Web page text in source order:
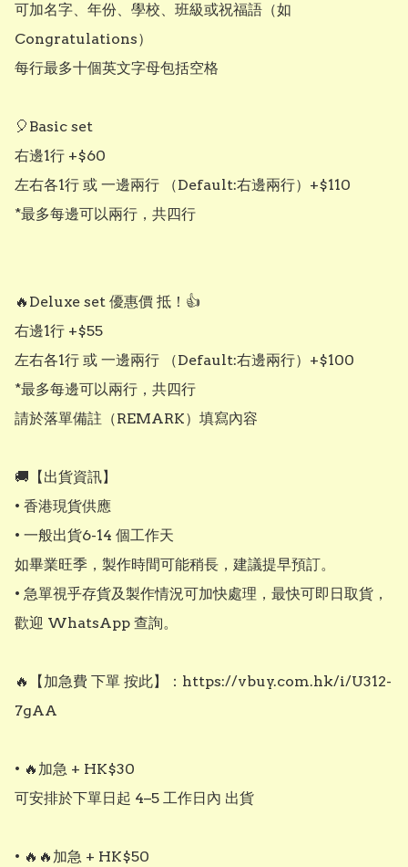
可加名字、年份、學校、班級或祝福語（如
Congratulations）
每行最多十個英文字母包括空格
🎈Basic set
右邊1行 +$60
左右各1行 或 一邊兩行 （Default:右邊兩行）+$110
*最多每邊可以兩行，共四行
🔥Deluxe set 優惠價 抵！👍
右邊1行 +$55
左右各1行 或 一邊兩行 （Default:右邊兩行）+$100
*最多每邊可以兩行，共四行
請於落單備註（REMARK）填寫內容
🚚【出貨資訊】
• 香港現貨供應
• 一般出貨6-14 個工作天
如畢業旺季，製作時間可能稍長，建議提早預訂。
• 急單視乎存貨及製作情況可加快處理，最快可即日取貨，
歡迎 WhatsApp 查詢。
🔥【加急費 下單 按此】：https://vbuy.com.hk/i/U312-
7gAA
• 🔥加急 + HK$30
可安排於下單日起 4–5 工作日內 出貨
• 🔥🔥加急 + HK$50